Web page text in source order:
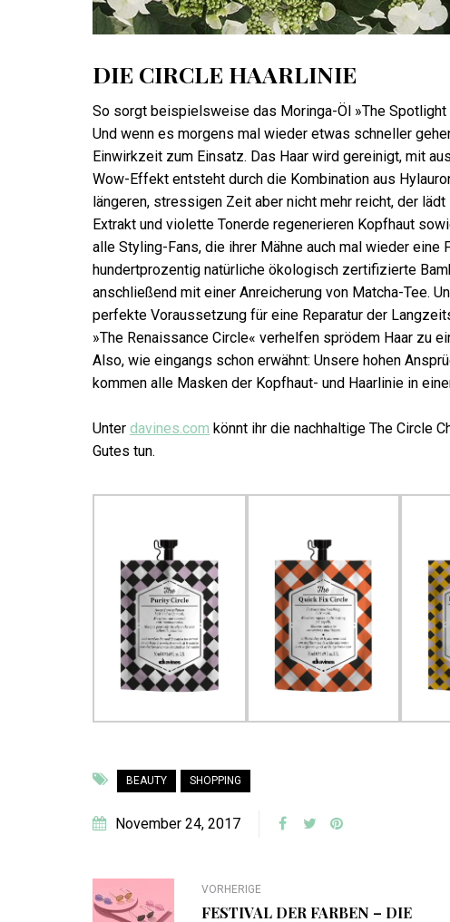
DIE CIRCLE HAARLINIE
So sorgt beispielsweise das Moringa-Öl »The
Und wenn es morgens mal wieder etwas schneller
Einwirkzeit zum Einsatz. Das Haar wird gereinigt, mit
Wow-Effekt entsteht durch die Kombination aus
längeren, stressigen Zeit aber nicht mehr reicht, der
Extrakt und violette Tonerde regenerieren Kopfhaut
alle Styling-Fans, die ihrer Mähne auch mal wieder
hundertprozentig natürliche ökologisch zertifizierte
anschließend mit einer Anreicherung von Matcha-Tee.
perfekte Voraussetzung für eine Reparatur der
»The Renaissance Circle« verhelfen sprödem Haar zu
Also, wie eingangs schon erwähnt: Unsere hohen
kommen alle Masken der Kopfhaut- und Haarlinie in
Unter davines.com könnt ihr die nachhaltige The Circle
Gutes tun.
BEAUTY SHOPPING
November 24, 2017
VORHERIGE
FESTIVAL DER FARBEN – DIE